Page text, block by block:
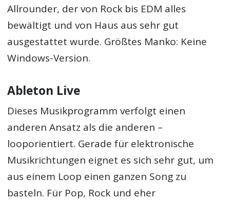
Allrounder, der von Rock bis EDM alles
bewältigt und von Haus aus sehr gut
ausgestattet wurde. Größtes Manko: Keine
Windows-Version.
Ableton Live
Dieses Musikprogramm verfolgt einen
anderen Ansatz als die anderen –
looporientiert. Gerade für elektronische
Musikrichtungen eignet es sich sehr gut, um
aus einem Loop einen ganzen Song zu
basteln. Für Pop, Rock und eher